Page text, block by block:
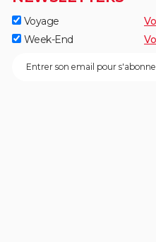
Voyage
Week-End